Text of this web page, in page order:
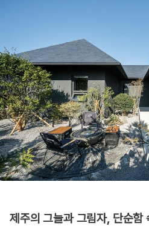
제주의 그늘과 그림자, 단순함